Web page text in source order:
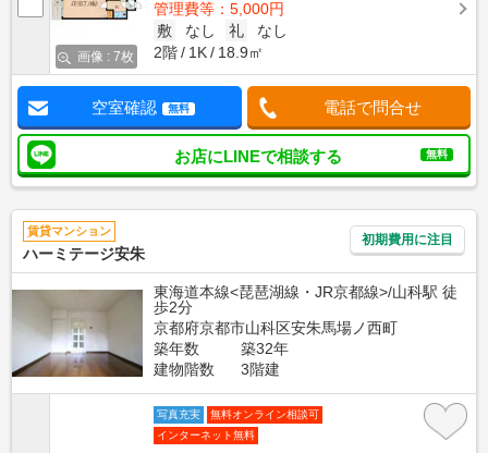
画像 : 7枚
管理費等：5,000円
敷
なし 礼
なし
2階
1K 18.9㎡
空室確認 無料 電話で問合せ
お店にLINEで相談する 無料
賃貸マンション
ハーミテージ安朱
初期費用に注目
東海道本線<琵琶湖線・JR京都線>/山科駅 徒
歩2分
京都府京都市山科区安朱馬場ノ西町
築年数
築32年
建物階数
3階建
写真充実
無料オンライン相談可
インターネット無料